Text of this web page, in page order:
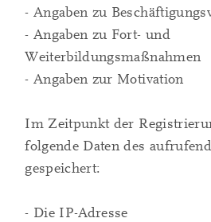
- Angaben zu
- Angaben zu Fort- und
Weiterbildungsmaßnahmen
- Angaben zur Motivation
Im Zeitpunkt der
folgende Daten des
gespeichert:
- Die IP-Adresse